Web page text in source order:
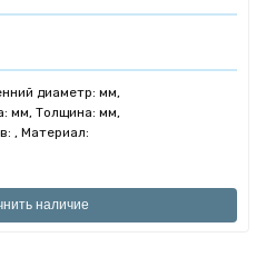
диаметр: мм,
мм, Толщина: мм,
, Материал:
наличие